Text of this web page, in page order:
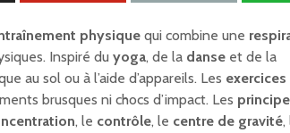
physique qui combine une
Inspiré du yoga, de la danse et de la
au sol ou à l’aide d’appareils. Les exercices
brusques ni chocs d’impact. Les
, le contrôle, le centre de gravité,